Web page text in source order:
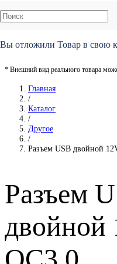
Вы отложили Товар в свою
* Внешний вид реального товара
Главная
/
Каталог
/
Другое
/
Разъем USB двойной
Разъем
двойной